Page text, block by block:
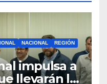
NACIONAL
REGIÓN
impulsa a
llevarán la